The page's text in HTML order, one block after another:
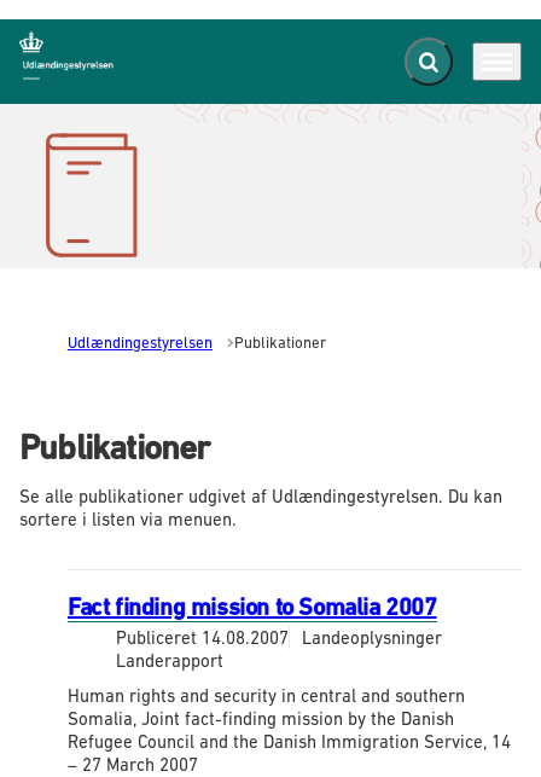
Gå til forsiden Fold søgefelt ud
Udlændingestyrelsen Publikationer
Publikationer
Se alle publikationer udgivet af Udlændingestyrelsen. Du kan
sortere i listen via menuen.
Fact finding mission to Somalia 2007
Publiceret 14.08.2007
Landeoplysninger
Landerapport
Human rights and security in central and southern
Somalia, Joint fact-finding mission by the Danish
Refugee Council and the Danish Immigration Service, 14
– 27 March 2007